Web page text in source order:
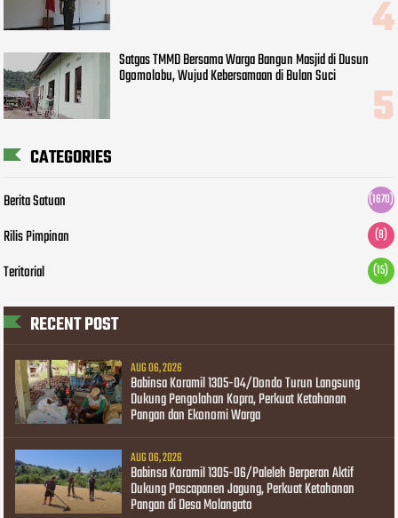
Satgas TMMD Bersama Warga Bangun Masjid di Dusun
Ogomolobu, Wujud Kebersamaan di Bulan Suci
CATEGORIES
Berita Satuan (1670)
Rilis Pimpinan (8)
Teritorial (15)
RECENT POST
AUG 06, 2026
Babinsa Koramil 1305-04/Dondo Turun Langsung
Dukung Pengolahan Kopra, Perkuat Ketahanan
Pangan dan Ekonomi Warga
AUG 06, 2026
Babinsa Koramil 1305-06/Paleleh Berperan Aktif
Dukung Pascapanen Jagung, Perkuat Ketahanan
Pangan di Desa Molangato